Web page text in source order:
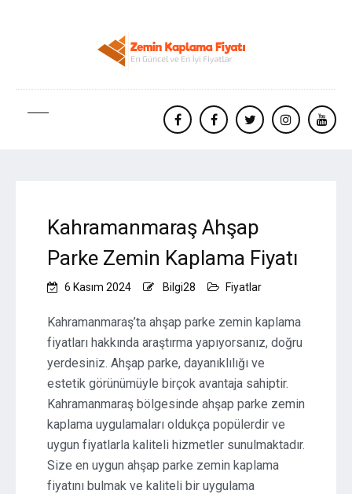
facebookFacebooktwitterinstagram
Kahramanmaraş Ahşap
Parke Zemin Kaplama Fiyatı
6 Kasım 2024 Bilgi28 Fiyatlar
Kahramanmaraş’ta ahşap parke zemin kaplama
fiyatları hakkında araştırma yapıyorsanız, doğru
yerdesiniz. Ahşap parke, dayanıklılığı ve
estetik görünümüyle birçok avantaja sahiptir.
Kahramanmaraş bölgesinde ahşap parke zemin
kaplama uygulamaları oldukça popülerdir ve
uygun fiyatlarla kaliteli hizmetler sunulmaktadır.
Size en uygun ahşap parke zemin kaplama
fiyatını bulmak ve kaliteli bir uygulama